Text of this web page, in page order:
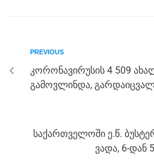
b
o
o
g
er
m p
p
PREVIOUS
კორონავირუსის 4 509
გამოვლინდა,
საქართველოში ე.წ.
ვადა, 6-დან